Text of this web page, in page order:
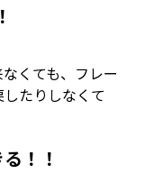
くても、フレー
たりしなくて
！！